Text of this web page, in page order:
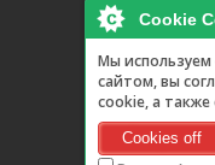
Cookie
Мы используем
сайтом, вы
cookie, а также
Cookies off